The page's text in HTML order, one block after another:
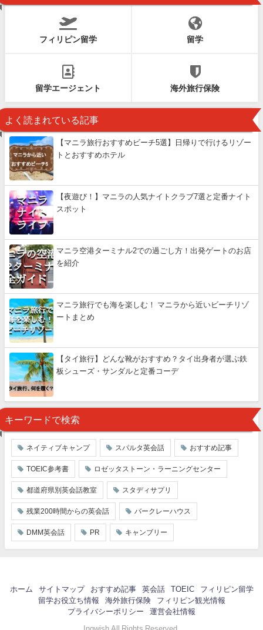
フィリピン留学 留学
留学エージェント 海外旅行保険
よく読まれている記事
【マニラ旅行おすすめビーチ5選】日帰りで行けるリゾー
トとおすすめホテル
【夜遊び！】マニラの人気ナイトクラブ7選と定番ナイト
スポット
マニラ空港ターミナル2での過ごし方！出発ゲートのお店
を紹介
マニラ旅行でも海を楽しむ！ マニラから近いビーチリゾ
ートまとめ
【タイ旅行】どんな靴がおすすめ？タイ出身者が選ぶ鉄
板シューズ・サンダルと定番コーデ
キーワードで検索
ネイティブキャンプ スパルタ英会話 おすすめ記事
TOEIC参考書 ロゼッタストーン・ラーニングセンター
都道府県別英会話教室 スタディサプリ
残業200時間からの英会話 バークレーハウス
DMM英会話 PR キャンブリー
ホーム サイトマップ おすすめ記事 英会話 TOEIC
フィリピン留学
留学お役立ち情報
海外旅行保険
フィリピン観光情報
プライバシーポリシー
運営会社情報